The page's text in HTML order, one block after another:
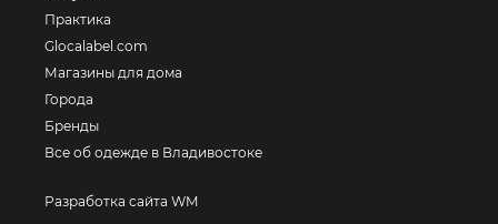
Практика
Glocalabel.com
Магазины для дома
Города
Бренды
Все об одежде в Владивостоке
Разработка сайта WM